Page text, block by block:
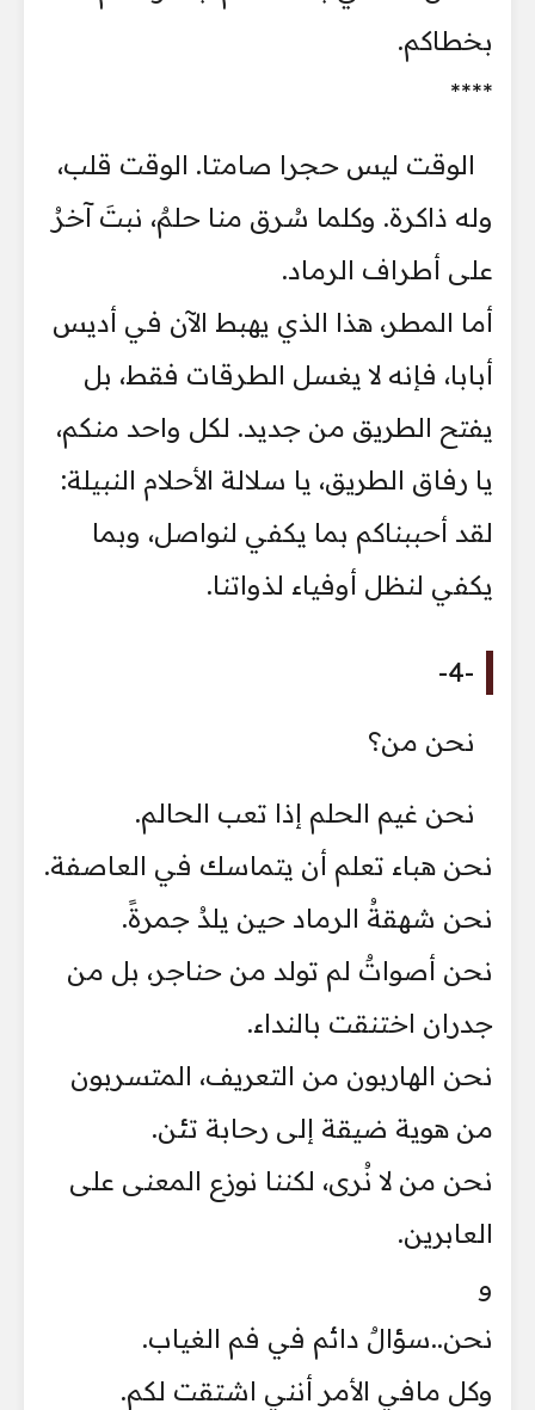
بخطاكم.
****
الوقت ليس حجرا صامتا. الوقت قلب،
وله ذاكرة. وكلما سُرق منا حلمٌ، نبتَ آخرُ
على أطراف الرماد.
أما المطر، هذا الذي يهبط الآن في أديس
أبابا، فإنه لا يغسل الطرقات فقط، بل
يفتح الطريق من جديد. لكل واحد منكم،
يا رفاق الطريق، يا سلالة الأحلام النبيلة:
لقد أحببناكم بما يكفي لنواصل، وبما
يكفي لنظل أوفياء لذواتنا.
-4-
نحن من؟
نحن غيم الحلم إذا تعب الحالم.
نحن هباء تعلم أن يتماسك في العاصفة.
نحن شهقةُ الرماد حين يلدُ جمرةً.
نحن أصواتٌ لم تولد من حناجر، بل من
جدران اختنقت بالنداء.
نحن الهاربون من التعريف، المتسربون
من هوية ضيقة إلى رحابة تئن.
نحن من لا نُرى، لكننا نوزع المعنى على
العابرين.
و
نحن..سؤالٌ دائم في فم الغياب.
وكل مافي الأمر أنني اشتقت لكم.